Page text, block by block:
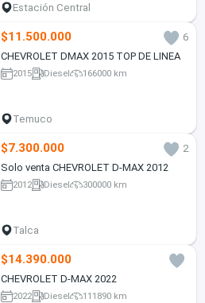
Estación Central
$11.500.000
6
CHEVROLET DMAX 2015 TOP DE LINEA
2015 Diesel 166000 km
Temuco
$7.300.000
2
Solo venta CHEVROLET D-MAX 2012
2012 Diesel 300000 km
Talca
$14.390.000
CHEVROLET D-MAX 2022
2022 Diesel 111890 km